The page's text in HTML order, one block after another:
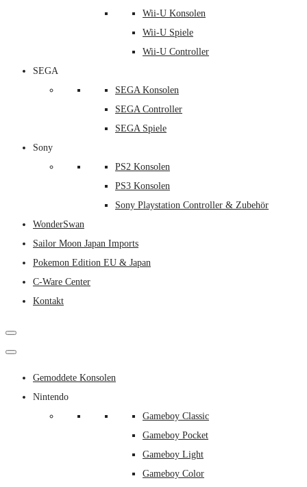
Wii-U Konsolen
Wii-U Spiele
Wii-U Controller
SEGA
SEGA Konsolen
SEGA Controller
SEGA Spiele
Sony
PS2 Konsolen
PS3 Konsolen
Sony Playstation Controller & Zubehör
WonderSwan
Sailor Moon Japan Imports
Pokemon Edition EU & Japan
C-Ware Center
Kontakt
Gemoddete Konsolen
Nintendo
Gameboy Classic
Gameboy Pocket
Gameboy Light
Gameboy Color